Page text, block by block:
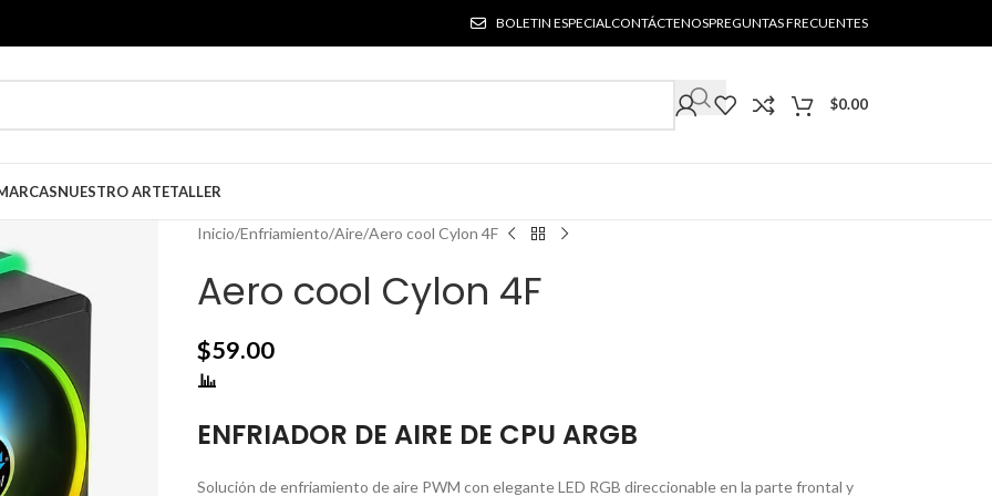
BOLETIN ESPECIALCONTÁCTENOSPREGUNTAS FRECUENTES
$0.00
NUESTRO ARTETALLER
Inicio Enfriamiento Aire Aero cool Cylon 4F
Aero cool Cylon 4F
$59.00
ENFRIADOR DE AIRE DE CPU ARGB
Solución de enfriamiento de aire PWM con elegante LED RGB direccionable en la parte frontal y